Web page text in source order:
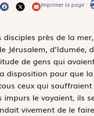
Imprimer la page :
disciples près de la
Jérusalem,
de gens qui
disposition pour que
ceux qui
le voyaient, ils
vivement de le